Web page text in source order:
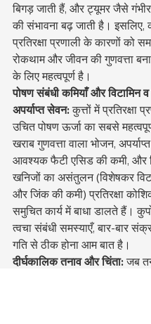
बिगड़ जाती हैं, और ट्यूमर जैसे गंभीर
की संभावना बढ़ जाती है। इसलिए,
प्रतिरक्षा प्रणाली के कारणों को
रोकथाम और जीवन की गुणवत्ता
के लिए महत्वपूर्ण है।
पोषण संबंधी कमियाँ और विटामिन
अपर्याप्त सेवन: कुत्तों में प्रतिरक्षा
उचित पोषण ऊर्जा का सबसे
खराब गुणवत्ता वाला भोजन,
आवश्यक फैटी एसिड की कमी, और
खनिजों का असंतुलन (विशेषकर
और जिंक की कमी) प्रतिरक्षा
समुचित कार्य में बाधा डालते हैं।
त्वचा संबंधी समस्याएँ, बार-बार
गति से ठीक होना आम बात है।
दीर्घकालिक तनाव और चिंता: जब